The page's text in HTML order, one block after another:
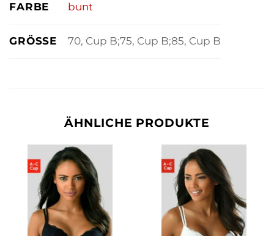
FARBE bunt
GRÖSSE 70, Cup B;75, Cup B;85, Cup B
ÄHNLICHE PRODUKTE